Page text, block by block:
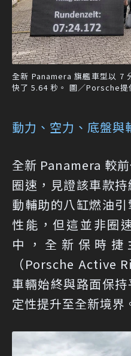
全新 Panamera 旗艦車型以 7
快了 5.64 秒。 圖／Porsche提
動力、空力、底盤與
全新 Panamera 較
圈速，見證該車款
動輔助的八缸燃油
性能，但這並非圈
中，全新保時
（Porsche Active
車輛始終與路面保
定性提升至全新境界